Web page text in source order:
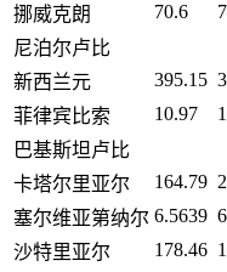
挪威克朗
70.6
尼泊尔卢比
新西兰元
395.15
菲律宾比索
10.97
巴基斯坦卢比
卡塔尔里亚尔
164.79
塞尔维亚第纳尔 6.5639
沙特里亚尔
178.46